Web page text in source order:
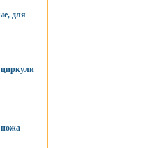
для
ножа